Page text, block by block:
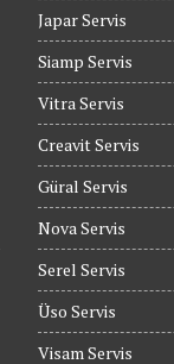
Japar Servis
Siamp Servis
Vitra Servis
Creavit Servis
Güral Servis
Nova Servis
Serel Servis
Üso Servis
Visam Servis